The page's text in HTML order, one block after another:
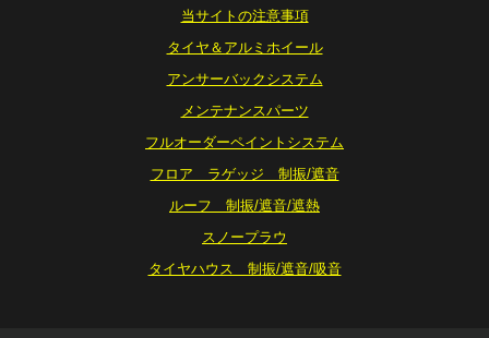
当サイトの注意事項
タイヤ＆アルミホイール
アンサーバックシステム
メンテナンスパーツ
フルオーダーペイントシステム
フロア ラゲッジ 制振/遮音
ルーフ 制振/遮音/遮熱
スノープラウ
タイヤハウス 制振/遮音/吸音